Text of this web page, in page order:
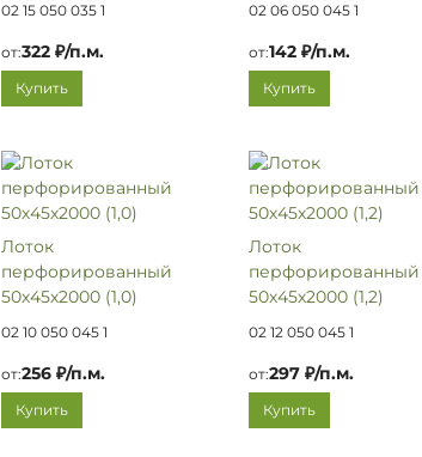
02 15 050 035 1
от:322 ₽/п.м.
Купить
02 06 050 045 1
от:142 ₽/п.м.
Купить
Лоток
перфорированный
50х45х2000 (1,0)
02 10 050 045 1
от:256 ₽/п.м.
Купить
Лоток
перфорированный
50х45х2000 (1,2)
02 12 050 045 1
от:297 ₽/п.м.
Купить